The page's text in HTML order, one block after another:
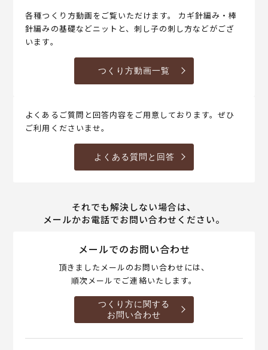
各種つくり方動画をご覧いただけます。 カギ針編み・棒
針編みの基礎などニットと、刺し子の刺し方などがござ
います。
つくり方動画一覧
よくあるご質問と回答内容をご用意しております。ぜひ
ご利用くださいませ。
よくある質問と回答
それでも解決しない場合は、
メールかお電話でお問い合わせください。
メールでのお問い合わせ
頂きましたメールのお問い合わせには、
順次メールでご連絡いたします。
つくり方に関する
お問い合わせ